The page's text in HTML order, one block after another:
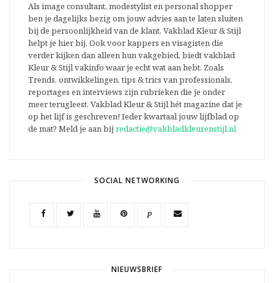
Als image consultant, modestylist en personal shopper
ben je dagelijks bezig om jouw advies aan te laten sluiten
bij de persoonlijkheid van de klant. Vakblad Kleur & Stijl
helpt je hier bij. Ook voor kappers en visagisten die
verder kijken dan alleen hun vakgebied, biedt vakblad
Kleur & Stijl vakinfo waar je echt wat aan hebt. Zoals
Trends, ontwikkelingen, tips & trics van professionals,
reportages en interviews zijn rubrieken die je onder
meer terugleest. Vakblad Kleur & Stijl hét magazine dat je
op het lijf is geschreven! Ieder kwartaal jouw lijfblad op
de mat? Meld je aan bij redactie@vakbladkleurenstijl.nl
SOCIAL NETWORKING
P
NIEUWSBRIEF